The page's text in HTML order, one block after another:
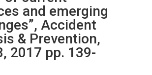
and emerging
Accident
& Prevention,
2017 pp. 139-